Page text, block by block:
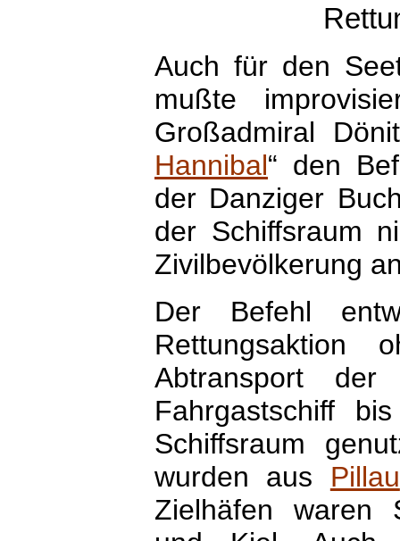
Auch für den
mußte
Großadmiral
Hannibal“ den
der Danziger
der Schiffsraum
Zivilbevölkerung
Der Befehl
Rettungsaktion
Abtransport
Fahrgastschiff
Schiffsraum
wurden aus Pillau
Zielhäfen waren